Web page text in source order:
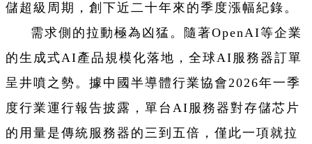
儲超級周期，創下近二十年來的季度漲幅紀錄。
需求側的拉動極為凶猛。隨著OpenAI等企業
的生成式AI產品規模化落地，全球AI服務器訂單
呈井噴之勢。據中國半導體行業協會2026年一季
度行業運行報告披露，單台AI服務器對存儲芯片
的用量是傳統服務器的三到五倍，僅此一項就拉